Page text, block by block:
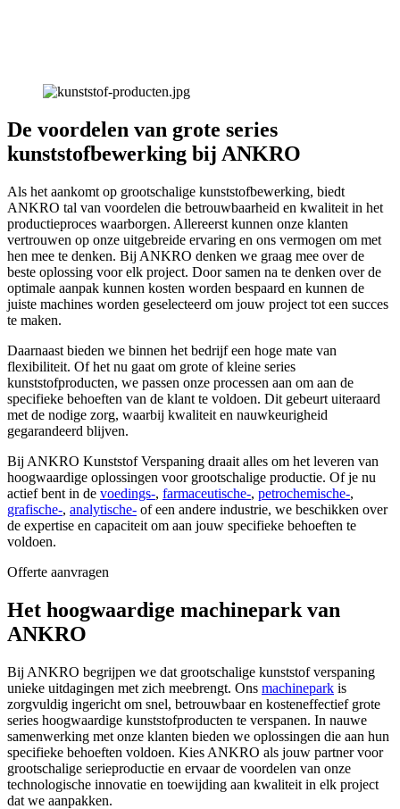
De voordelen van grote series
kunststofbewerking bij ANKRO
Als het aankomt op grootschalige kunststofbewerking, biedt
ANKRO tal van voordelen die betrouwbaarheid en kwaliteit in het
productieproces waarborgen. Allereerst kunnen onze klanten
vertrouwen op onze uitgebreide ervaring en ons vermogen om met
hen mee te denken. Bij ANKRO denken we graag mee over de
beste oplossing voor elk project. Door samen na te denken over de
optimale aanpak kunnen kosten worden bespaard en kunnen de
juiste machines worden geselecteerd om jouw project tot een succes
te maken.
Daarnaast bieden we binnen het bedrijf een hoge mate van
flexibiliteit. Of het nu gaat om grote of kleine series
kunststofproducten, we passen onze processen aan om aan de
specifieke behoeften van de klant te voldoen. Dit gebeurt uiteraard
met de nodige zorg, waarbij kwaliteit en nauwkeurigheid
gegarandeerd blijven.
Bij ANKRO Kunststof Verspaning draait alles om het leveren van
hoogwaardige oplossingen voor grootschalige productie. Of je nu
actief bent in de voedings-, farmaceutische-, petrochemische-,
grafische-, analytische- of een andere industrie, we beschikken over
de expertise en capaciteit om aan jouw specifieke behoeften te
voldoen.
Offerte aanvragen
Het hoogwaardige machinepark van
ANKRO
Bij ANKRO begrijpen we dat grootschalige kunststof verspaning
unieke uitdagingen met zich meebrengt. Ons machinepark is
zorgvuldig ingericht om snel, betrouwbaar en kosteneffectief grote
series hoogwaardige kunststofproducten te verspanen. In nauwe
samenwerking met onze klanten bieden we oplossingen die aan hun
specifieke behoeften voldoen. Kies ANKRO als jouw partner voor
grootschalige serieproductie en ervaar de voordelen van onze
technologische innovatie en toewijding aan kwaliteit in elk project
dat we aanpakken.